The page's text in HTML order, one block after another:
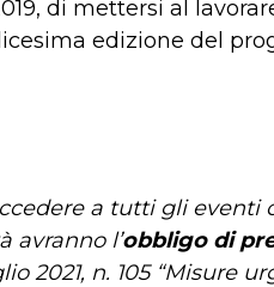
di mettersi al
edizione del
a tutti gli eventi
avranno l’obbligo di
2021, n. 105 “Misure